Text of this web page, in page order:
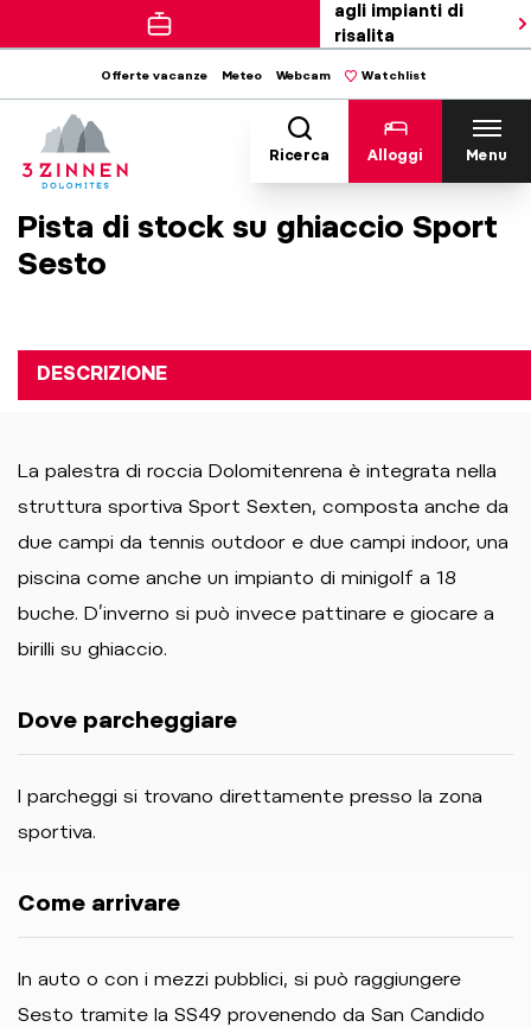
agli impianti di
risalita
Offerte vacanze Meteo Webcam Watchlist
Ricerca Alloggi Menu
Pista di stock su ghiaccio Sport
Sesto
DESCRIZIONE
La palestra di roccia Dolomitenrena è integrata nella
struttura sportiva Sport Sexten, composta anche da
due campi da tennis outdoor e due campi indoor, una
piscina come anche un impianto di minigolf a 18
buche. D’inverno si può invece pattinare e giocare a
birilli su ghiaccio.
Dove parcheggiare
I parcheggi si trovano direttamente presso la zona
sportiva.
Come arrivare
In auto o con i mezzi pubblici, si può raggiungere
Sesto tramite la SS49 provenendo da San Candido